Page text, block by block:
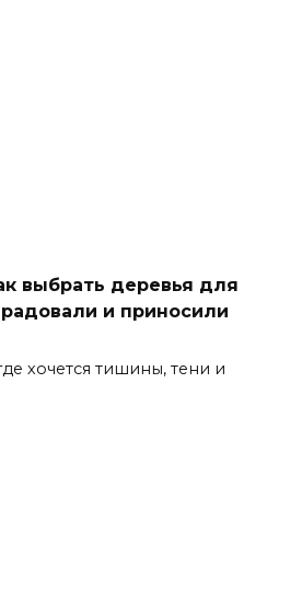
выбрать деревья для
и приносили
хочется тишины, тени и